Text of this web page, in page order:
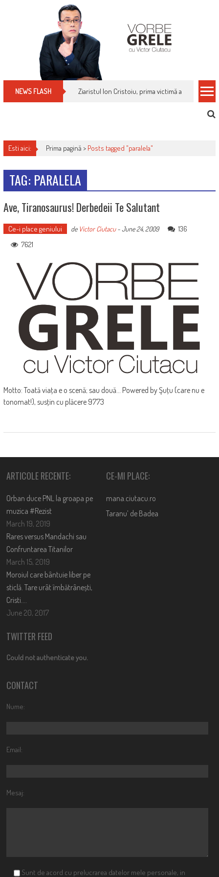
NEWS FLASH Ziaristul Ion Cristoiu, prima victimă a noi
Esti aici: Prima pagină > Posts tagged "paralela"
TAG: PARALELA
Ave, Tiranosaurus! Derbedeii Te Salutant
Ce-i place geniului de Victor Ciutacu-June 24, 2009
136
7621
Motto: Toată viaţa e o scenă; sau două... Powered by Şuţu (care nu e
tonomat!), susţin cu plăcere 9773
ARTICOLE RECENTE:
Orban duce PNL la groapa pe
muzica #Rezist
March 19, 2019
Rares versus Mandachi sau
Confruntarea Titanilor
March 15, 2019
Moroiul care bântuie liber pe
sticlă. Tare urât îmbătrânești,
Cristi….
June 20, 2017
CE-MI PLACE:
mana.ciutacu.ro
Taranu’ de Badea
TWITTER FEED
Could not authenticate you.
CONTACT
Nume:
Email:
Mesaj:
Sunt de acord cu prelucrarea datelor mele personale, in